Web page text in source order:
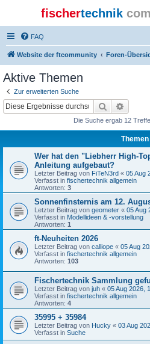
fischertechnik
FAQ
Website der ftcommunity Foren-
Aktive Themen
Zur erweiterten Suche
Suche
Die Suche ergab 12
Themen
Wer hat den "Liebherr High-
Anleitung aufgebaut?
Letzter Beitrag von FiTeN3rd « 05 Aug
Verfasst in fischertechnik allgemein
Antworten: 3
Sonnenfinsternis am 12.
Letzter Beitrag von geometer « 05 Aug
Verfasst in Modellideen & -vorstellung
Antworten: 1
ft-Neuheiten 2026
Letzter Beitrag von calliope « 05 Aug
Verfasst in fischertechnik allgemein
Antworten: 103
Fischertechnik Sammlung
Letzter Beitrag von juh « 05 Aug 2026,
Verfasst in fischertechnik allgemein
Antworten: 4
35995 + 35984
Letzter Beitrag von Hucky « 03 Aug
Verfasst in Suche